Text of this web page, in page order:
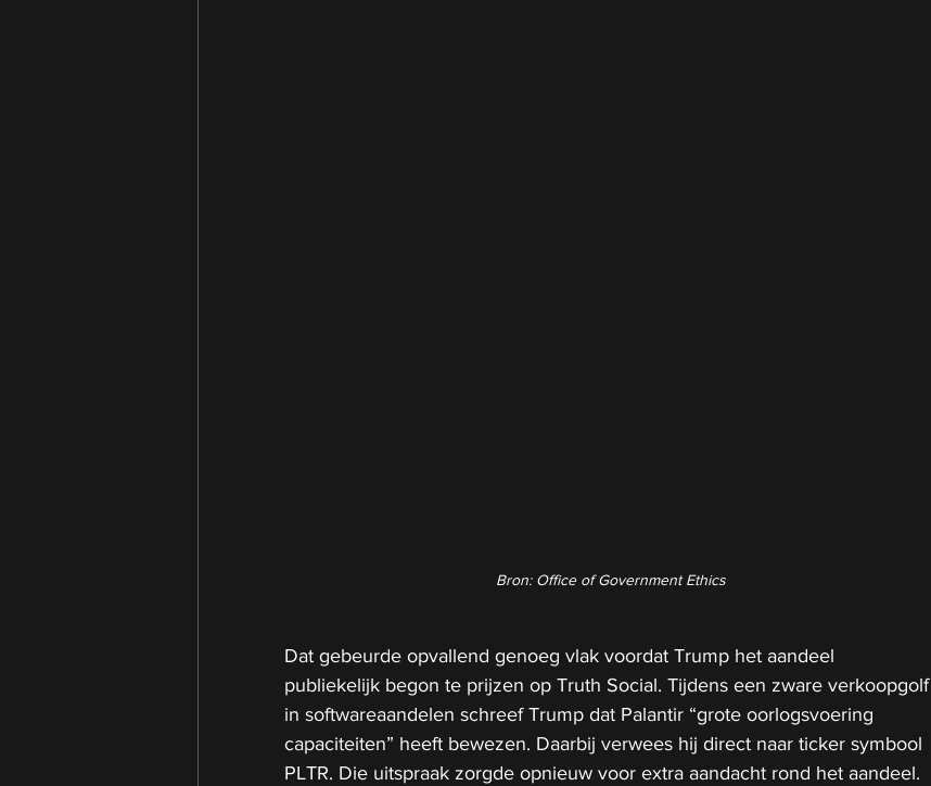
Bron: Office of Government Ethics
Dat gebeurde opvallend genoeg vlak voordat Trump het aandeel
publiekelijk begon te prijzen op Truth Social. Tijdens een zware verkoopgolf
in softwareaandelen schreef Trump dat Palantir “grote oorlogsvoering
capaciteiten” heeft bewezen. Daarbij verwees hij direct naar ticker symbool
PLTR. Die uitspraak zorgde opnieuw voor extra aandacht rond het aandeel.